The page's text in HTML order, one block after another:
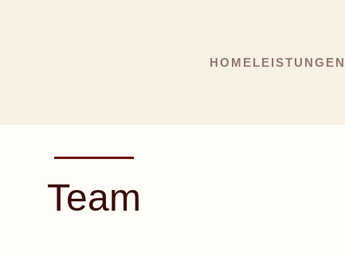
HOMELEISTUNGEN
Team